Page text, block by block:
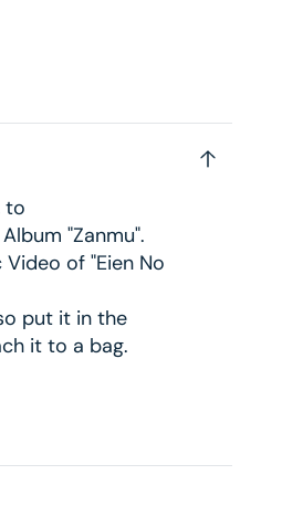
to
"Zanmu".
of "Eien No
put it in the
it to a bag.